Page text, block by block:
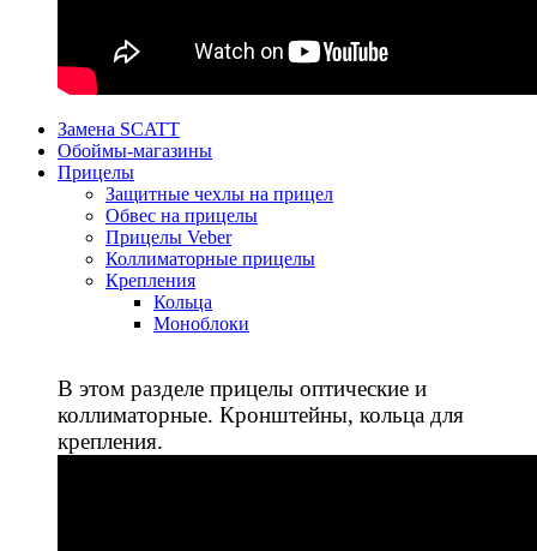
Замена SCATT
Обоймы-магазины
Прицелы
Защитные чехлы на прицел
Обвес на прицелы
Прицелы Veber
Коллиматорные прицелы
Крепления
Кольца
Моноблоки
В этом разделе прицелы оптические и
коллиматорные. Кронштейны, кольца для
крепления.